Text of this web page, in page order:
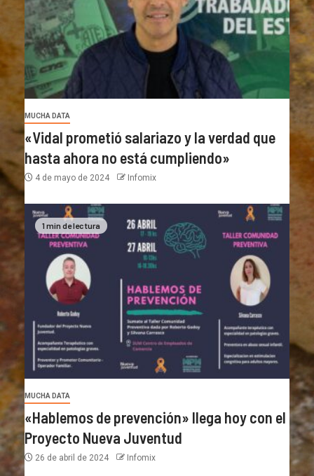
MUCHA DATA
«Vidal prometió salariazo y la verdad que
hasta ahora no está cumpliendo»
4 de mayo de 2024 Infomix
1 min de lectura
MUCHA DATA
«Hablemos de prevención» llega hoy con el
Proyecto Nueva Juventud
26 de abril de 2024 Infomix